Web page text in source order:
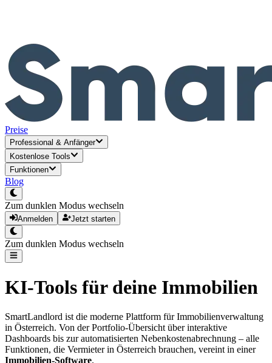
Preise
Professional & Anfänger
Kostenlose Tools
Funktionen
Blog
Zum dunklen Modus wechseln
Anmelden Jetzt starten
Zum dunklen Modus wechseln
KI-Tools für deine Immobilien
SmartLandlord ist die moderne Plattform für Immobilienverwaltung
in Österreich. Von der Portfolio-Übersicht über interaktive
Dashboards bis zur automatisierten Nebenkostenabrechnung – alle
Funktionen, die Vermieter in Österreich brauchen, vereint in einer
Immobilien-Software.